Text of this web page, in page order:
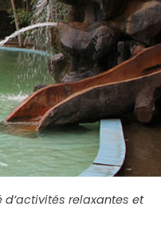
d’activités relaxantes et